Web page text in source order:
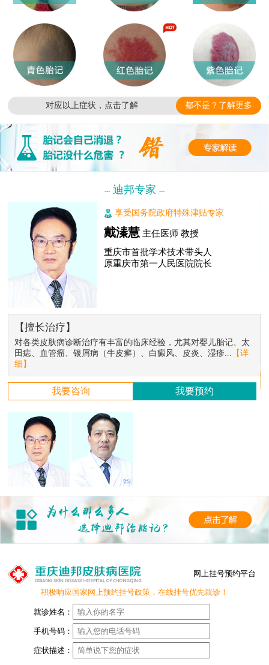
对应以上症状，点击了解 都不是？了解更多
--- 迪邦专家 ---
享受国务院政府特殊津贴专家
戴溱慧 主任医师 教授
重庆市首批学术技术带头人
原重庆市第一人民医院院长
【擅长治疗】
对各类皮肤病诊断治疗有丰富的临床经验，尤其对婴儿胎记、太
田痣、血管瘤、银屑病（牛皮癣）、白癜风、皮炎、湿疹... 【详
细】
我要咨询 我要预约
网上挂号预约平台
积极响应国家网上预约挂号政策，在线挂号优先就诊！
就诊姓名：
手机号码：
症状描述：